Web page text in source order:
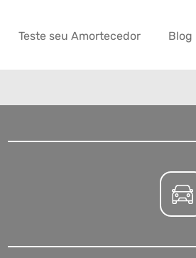
Teste seu Amortecedor Blog